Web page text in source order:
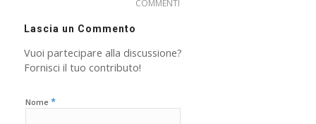
COMMENTI
Lascia un Commento
Vuoi partecipare alla discussione?
Fornisci il tuo contributo!
Nome *